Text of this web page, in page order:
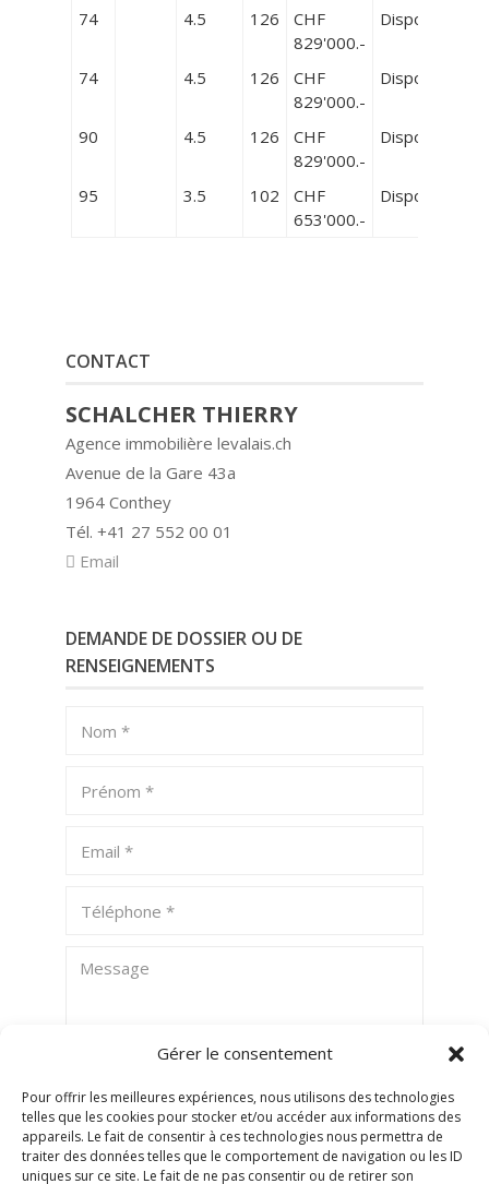
Gérer le consentement
Pour offrir les meilleures expériences, nous utilisons des technologies
telles que les cookies pour stocker et/ou accéder aux informations des
appareils. Le fait de consentir à ces technologies nous permettra de
traiter des données telles que le comportement de navigation ou les ID
uniques sur ce site. Le fait de ne pas consentir ou de retirer son
74 4.5 126
CHF
829'000.-
Disponible
74 4.5 126
CHF
829'000.-
Disponible
90 4.5 126
CHF
829'000.-
Disponible
95 3.5 102
CHF
653'000.-
Disponible
CONTACT
SCHALCHER THIERRY
Agence immobilière levalais.ch
Avenue de la Gare 43a
1964 Conthey
Tél. +41 27 552 00 01
Email
DEMANDE DE DOSSIER OU DE
RENSEIGNEMENTS
ENVOYER